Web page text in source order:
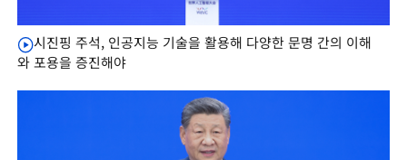
시진핑 주석, 인공지능 기술을 활용해 다양한 문명 간의 이해
와 포용을 증진해야